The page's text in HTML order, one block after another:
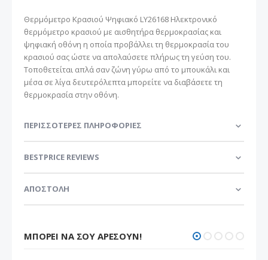
Θερμόμετρο Κρασιού Ψηφιακό LY26168 Ηλεκτρονικό
θερμόμετρο κρασιού με αισθητήρα θερμοκρασίας και
ψηφιακή οθόνη η οποία προβάλλει τη θερμοκρασία του
κρασιού σας ώστε να απολαύσετε πλήρως τη γεύση του.
Τοποθετείται απλά σαν ζώνη γύρω από το μπουκάλι και
μέσα σε λίγα δευτερόλεπτα μπορείτε να διαβάσετε τη
θερμοκρασία στην οθόνη.
ΠΕΡΙΣΣΌΤΕΡΕΣ ΠΛΗΡΟΦΟΡΊΕΣ
BESTPRICE REVIEWS
ΑΠΟΣΤΟΛΗ
ΜΠΟΡΕΊ ΝΑ ΣΟΥ ΑΡΈΣΟΥΝ!